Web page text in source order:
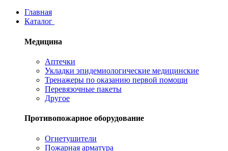
Главная
Каталог
Медицина
Аптечки
Укладки эпидемиологические медицинские
Тренажеры по оказанию первой помощи
Перевязочные пакеты
Другое
Противопожарное оборудование
Огнетушители
Пожарная арматура